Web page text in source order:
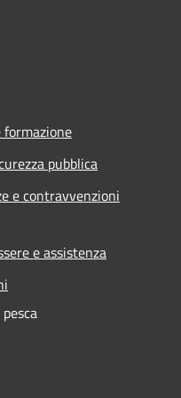
formazione
pubblica
e contravvenzioni
e assistenza